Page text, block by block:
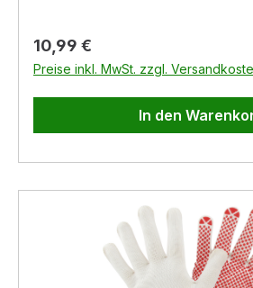
Regulärer Preis:
10,99 €
Preise inkl. MwSt. zzgl.
In den